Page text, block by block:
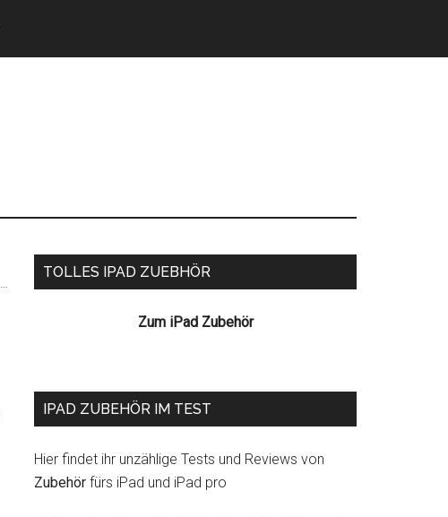
Seitenspalte
TOLLES IPAD ZUEBHÖR
Zum iPad Zubehör
IPAD ZUBEHÖR IM TEST
Hier findet ihr unzählige Tests und Reviews von
Zubehör fürs iPad und iPad pro